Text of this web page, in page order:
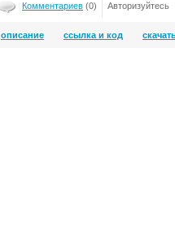
Комментариев (0) Авторизуйтесь
описание ссылка и код